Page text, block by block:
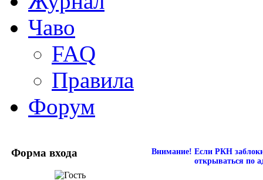
Чаво
FAQ
Правила
Форум
Форма входа
Внимание! Если РКН
открываться по